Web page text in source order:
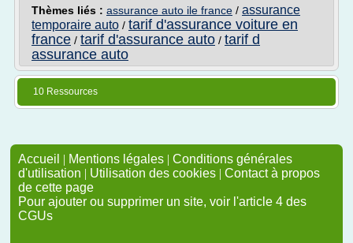
Thèmes liés : assurance auto ile france / assurance
temporaire auto / tarif d'assurance voiture en
france / tarif d'assurance auto / tarif d
assurance auto
10 Ressources
Accueil | Mentions légales | Conditions générales
d'utilisation | Utilisation des cookies | Contact à propos
de cette page
Pour ajouter ou supprimer un site, voir l'article 4 des
CGUs